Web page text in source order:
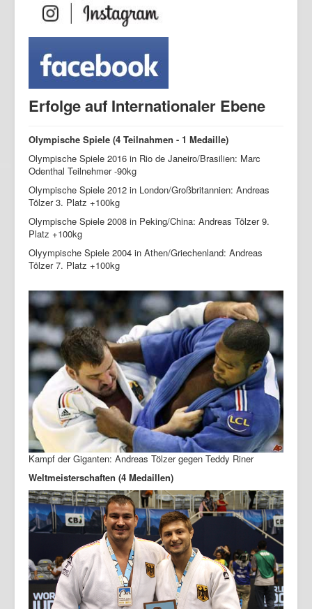
Erfolge auf Internationaler Ebene
Olympische Spiele (4 Teilnahmen - 1 Medaille)
Olympische Spiele 2016 in Rio de Janeiro/Brasilien: Marc
Odenthal Teilnehmer -90kg
Olympische Spiele 2012 in London/Großbritannien: Andreas
Tölzer 3. Platz +100kg
Olympische Spiele 2008 in Peking/China: Andreas Tölzer 9.
Platz +100kg
Olyympische Spiele 2004 in Athen/Griechenland: Andreas
Tölzer 7. Platz +100kg
Kampf der Giganten: Andreas Tölzer gegen Teddy Riner
Weltmeisterschaften (4 Medaillen)